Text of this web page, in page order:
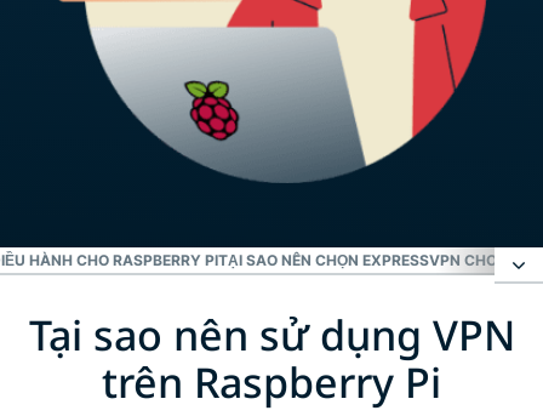
HÀNH CHO RASPBERRY PITẠI SAO NÊN CHỌN EXPRESSVPN CHO
Tại sao nên sử dụng VPN trên Raspberry Pi
Cách thiết lập ExpressVPN trên Raspberry Pi
Tại sao nên sử dụng VPN
trên Raspberry Pi